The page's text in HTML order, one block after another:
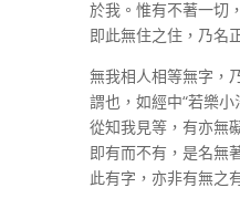
於我。惟有不著一切
即此無住之住，乃名
無我相人相等無字，
謂也，如經中“若樂小
從知我見等，有亦無
即有而不有，是名無
此有字，亦非有無之